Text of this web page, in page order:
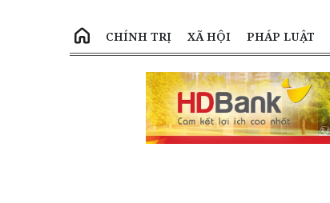
CHÍNH TRỊ XÃ HỘI PHÁP LUẬT